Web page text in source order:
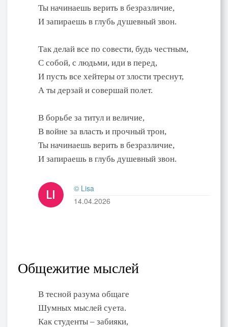
Ты начинаешь верить в безразличие,
И запираешь в глубь душевный звон.
Так делай все по совести, будь честным,
С собой, с людьми, иди в перед,
И пусть все хейтеры от злости треснут,
А ты дерзай и совершай полет.
В борьбе за титул и величие,
В войне за власть и прочный трон,
Ты начинаешь верить в безразличие,
И запираешь в глубь душевный звон.
© Lisa
14.04.2026
Общежитие мыслей
В тесной разума общаге
Шумных мыслей суета.
Как студенты – забияки,